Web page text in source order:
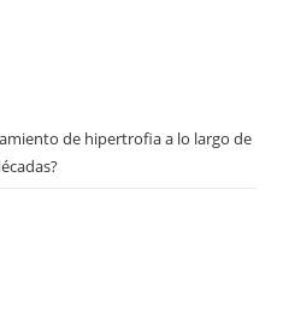
de hipertrofia a lo largo de